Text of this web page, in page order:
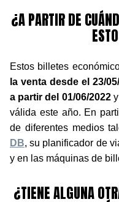
¿A PARTIR DE
Estos billetes
la venta desde el 23/
a partir del 01/06/2022y
válida este año. En
de diferentes medios
DB, su planificador de
y en las máquinas de
¿TIENE ALGUNA